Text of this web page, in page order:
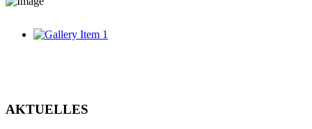
AKTUELLES